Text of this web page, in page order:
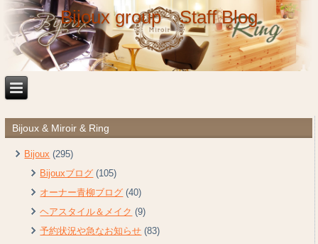
Bijoux group Staff Blog
Bijoux & Miroir & Ring
Bijoux (295)
Bijouxブログ (105)
オーナー青柳ブログ (40)
ヘアスタイル＆メイク (9)
予約状況や急なお知らせ (83)